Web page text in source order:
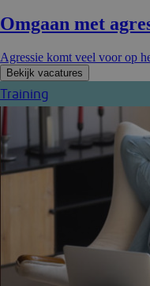
Omgaan met
Agressie komt veel voor op
Bekijk vacatures
Training